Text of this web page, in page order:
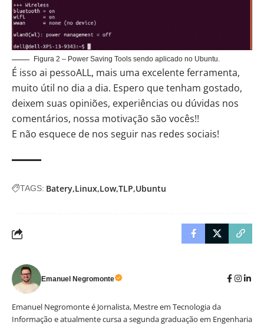
Figura 2 – Power Saving Tools sendo aplicado no Ubuntu.
É isso ai pessoALL, mais uma excelente ferramenta,
muito útil no dia a dia. Espero que tenham gostado,
deixem suas opiniões, experiências ou dúvidas nos
comentários, nossa motivação são vocês!!
E não esquece de nos seguir nas redes sociais!
TAGS: Batery Linux Low TLP Ubuntu
Emanuel Negromonte
Emanuel Negromonte é Jornalista, Mestre em Tecnologia da
Informação e atualmente cursa a segunda graduação em Engenharia